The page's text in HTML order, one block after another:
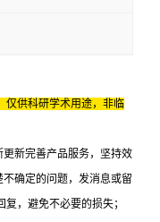
仅供科研学术用途，非临
新完善产品服务，坚持效
确定的问题，发消息或留
，避免不必要的损失；